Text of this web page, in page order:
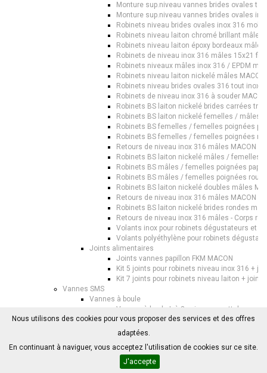
Nous utilisons des cookies pour vous proposer des services et des offres
adaptées.
En continuant à naviguer, vous acceptez l'utilisation de cookies sur ce site.
J'accepte
Monture sup.niveau vannes brides ovales
Monture sup.niveau vannes brides ovales
Robinets niveau brides ovales inox 316
Robinets niveau laiton chromé brillant mâles
Robinets niveau laiton époxy bordeaux mâles
Robinets de niveau inox 316 mâles 15x21
Robinets niveaux mâles inox 316 / EPDM
Robinets niveau laiton nickelé mâles MACON
Robinets niveau brides ovales 316 tout inox
Robinets de niveau inox 316 à souder MACON
Robinets BS laiton nickelé brides carrées
Robinets BS laiton nickelé femelles / mâles
Robinets BS femelles / femelles poignées
Robinets BS femelles / femelles poignées
Retours de niveau inox 316 mâles MACON
Robinets BS laiton nickelé mâles / femelles
Robinets BS mâles / femelles poignées
Robinets BS mâles / femelles poignées
Robinets BS laiton nickelé doubles mâles
Retours de niveau inox 316 mâles MACON
Robinets BS laiton nickelé brides rondes
Retours de niveau inox 316 mâles - Corps
Volants inox pour robinets dégustateurs et
Volants polyéthylène pour robinets
Joints alimentaires
Joints vannes papillon FKM MACON
Kit 5 joints pour robinets niveau inox 316 +
Kit 7 joints pour robinets niveau laiton + joint
Vannes SMS
Vannes à boule
Vannes à boule L à 3 voies avec attelages
Vannes à boule L à 3 voies avec attelages
Vannes à boule T à 3 voies avec attelages
Vannes à boule T à 3 voies avec attelages
Vannes à boule avec attelages femelles /
Vannes à boule avec attelages lisses /
Vannes à boule avec attelages lisses /